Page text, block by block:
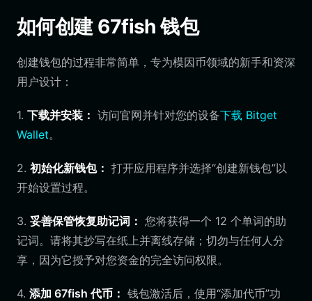
如何创建 67fish 钱包
创建钱包的过程非常简单，专为模因币领域的新手和资深
用户设计：
1. 下载并安装： 访问官网并针对您的设备下载 Bitget
Wallet。
2. 初始化新钱包： 打开应用程序并选择“创建新钱包”以
开始设置过程。
3. 妥善保管恢复助记词： 您将获得一个 12 个单词的助
记词。请将其抄写在纸上并离线存储；切勿与任何人分
享，因为它授予对您资金的完全访问权限。
4. 添加 67fish 代币： 钱包激活后，使用“添加代币”功